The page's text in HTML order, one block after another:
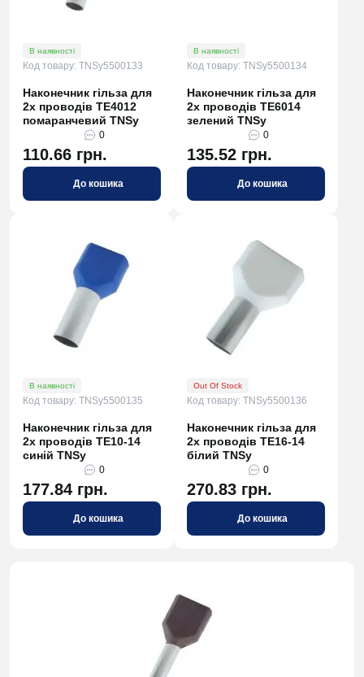
В наявності
Код товару: TNSy5500133
Наконечник гільза для
2х проводів TE4012
помаранчевий TNSy
0
110.66 грн.
До кошика
В наявності
Код товару: TNSy5500134
Наконечник гільза для
2х проводів TE6014
зелений TNSy
0
135.52 грн.
До кошика
В наявності
Код товару: TNSy5500135
Наконечник гільза для
2х проводів TE10-14
синій TNSy
0
177.84 грн.
До кошика
Out Of Stock
Код товару: TNSy5500136
Наконечник гільза для
2х проводів TE16-14
білий TNSy
0
270.83 грн.
До кошика